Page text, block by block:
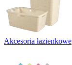
Akcesoria łazienkowe